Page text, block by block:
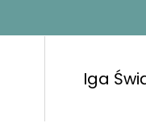
Iga